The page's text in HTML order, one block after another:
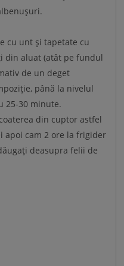
cu unt și tapetate cu
din aluat (atât pe fundul
de un deget
până la nivelul
25-30 minute.
din cuptor astfel
apoi cam 2 ore la frigider
deasupra felii de